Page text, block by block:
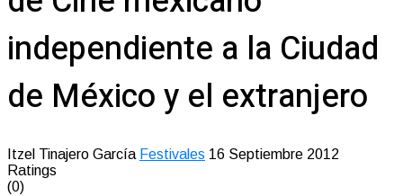
independiente a la Ciudad
de México y el extranjero
Itzel Tinajero García Festivales 16 Septiembre 2012
Ratings
(0)